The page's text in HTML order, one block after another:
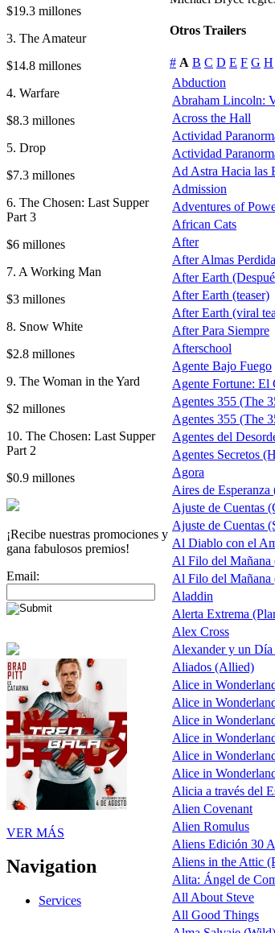
$19.3 millones
3. The Amateur
$14.8 millones
4. Warfare
$8.3 millones
5. Drop
$7.3 millones
6. The Chosen: Last Supper
Part 3
$6 millones
7. A Working Man
$3 millones
8. Snow White
$2.8 millones
9. The Woman in the Yard
$2 millones
10. The Chosen: Last Supper
Part 2
$0.9 millones
¡Recibe nuestras promociones y
gana fabulosos premios!
Email:
VER MÁS
Navigation
Services
Otros Trailers
# A B C D E F G H
Abduction
Abraham Lincoln:
Across the Hall
Actividad
Actividad
Ad Astra Hacia las
Admission
Adventures of
African Cats
After
After Almas
After Earth
After Earth (teaser)
After Earth (viral
After Para Siempre
Afterschool
Agente Bajo Fuego
Agente Fortune: El
Agentes 355 (The
Agentes 355 (The
Agentes del
Agentes Secretos
Agora
Aires de
Ajuste de Cuentas
Ajuste de Cuentas
Al Diablo con el
Al Filo del
Al Filo del
Aladdin
Alerta Extrema
Alex Cross
Alexander y un
Aliados (Allied)
Alice in
Alice in
Alice in
Alice in
Alice in
Alice in
Alicia a través del
Alien Covenant
Alien Romulus
Aliens Edición 30
Aliens in the Attic
Alita: Ángel de
All About Steve
All Good Things